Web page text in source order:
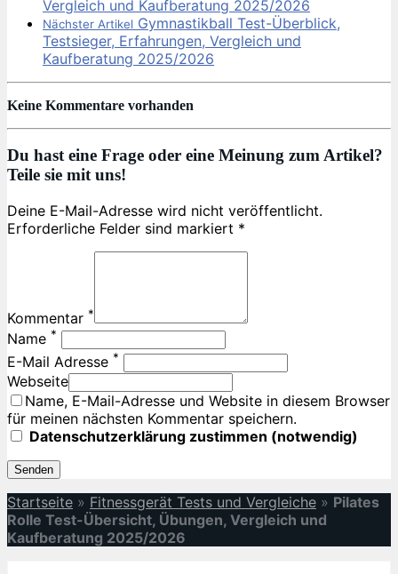
Vergleich und Kaufberatung 2025/2026
Nächster Artikel Gymnastikball Test-Überblick,
Testsieger, Erfahrungen, Vergleich und
Kaufberatung 2025/2026
Keine Kommentare vorhanden
Du hast eine Frage oder eine Meinung zum Artikel?
Teile sie mit uns!
Deine E-Mail-Adresse wird nicht veröffentlicht.
Erforderliche Felder sind markiert *
Kommentar *
Name *
E-Mail Adresse *
Webseite
Name, E-Mail-Adresse und Website in diesem Browser
für meinen nächsten Kommentar speichern.
Datenschutzerklärung zustimmen (notwendig)
Startseite » Fitnessgerät Tests und Vergleiche » Pilates
Rolle Test-Übersicht, Übungen, Vergleich und
Kaufberatung 2025/2026